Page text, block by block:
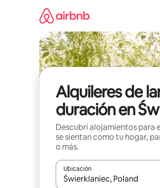
Alquileres de
duración en
Descubrí alojamientos para
se sientan como tu hogar,
o más.
Ubicación
Cuando los resultados estén